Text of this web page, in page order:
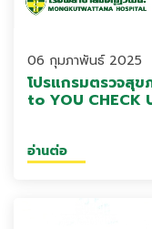
06 กุมภาพันธ์ 2025
โปรแกรมตรวจสุข
to YOU CHECK
อ่านต่อ